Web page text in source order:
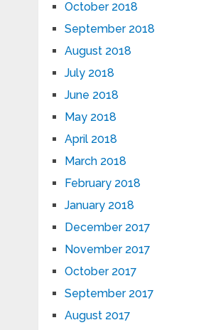
October 2018
September 2018
August 2018
July 2018
June 2018
May 2018
April 2018
March 2018
February 2018
January 2018
December 2017
November 2017
October 2017
September 2017
August 2017